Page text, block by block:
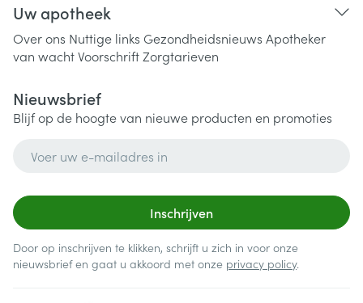
Uw apotheek
Over ons Nuttige links Gezondheidsnieuws Apotheker
van wachtVoorschriftZorgtarieven
Nieuwsbrief
Blijf op de hoogte van nieuwe producten en promoties
Inschrijven
Door op inschrijven te klikken, schrijft u zich in voor onze
nieuwsbrief en gaat u akkoord met onze privacy policy.